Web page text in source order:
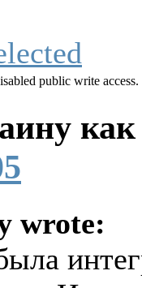
public write access.
как
wrote: